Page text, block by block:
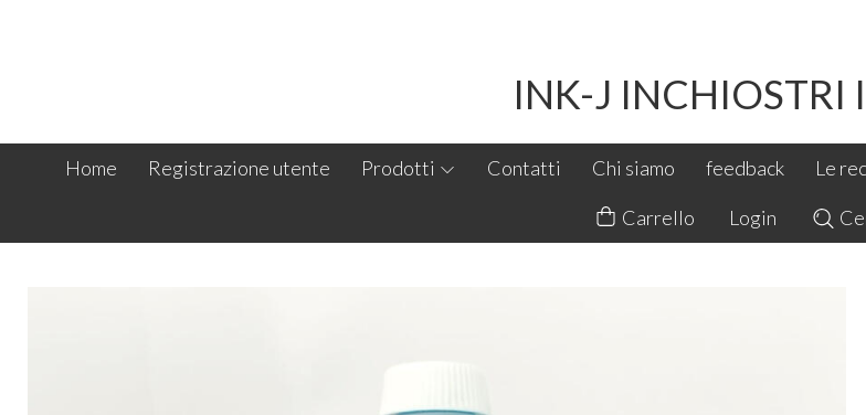
INK-J INCHIOSTRI
Home Registrazione utente Prodotti Contatti Chi siamo feedback Le
Carrello Login